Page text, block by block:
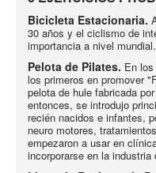
Bicicleta Estacionaria.
30 años y el ciclismo de
importancia a nivel mundial.
Pelota de Pilates. En
los primeros en promover
pelota de hule fabricada
entonces, se introdujo
recién nacidos e infantes,
neuro motores,
empezaron a usar en
incorporarse en la industria